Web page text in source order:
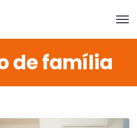
de família